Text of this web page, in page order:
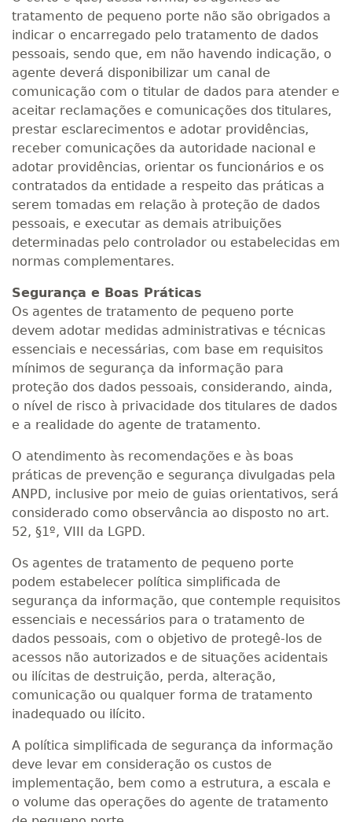
tratamento de pequeno porte não são obrigados a
indicar o encarregado pelo tratamento de dados
pessoais, sendo que, em não havendo indicação, o
agente deverá disponibilizar um canal de
comunicação com o titular de dados para atender e
aceitar reclamações e comunicações dos titulares,
prestar esclarecimentos e adotar providências,
receber comunicações da autoridade nacional e
adotar providências, orientar os funcionários e os
contratados da entidade a respeito das práticas a
serem tomadas em relação à proteção de dados
pessoais, e executar as demais atribuições
determinadas pelo controlador ou estabelecidas em
normas complementares.
Segurança e Boas Práticas
Os agentes de tratamento de pequeno porte
devem adotar medidas administrativas e técnicas
essenciais e necessárias, com base em requisitos
mínimos de segurança da informação para
proteção dos dados pessoais, considerando, ainda,
o nível de risco à privacidade dos titulares de dados
e a realidade do agente de tratamento.
O atendimento às recomendações e às boas
práticas de prevenção e segurança divulgadas pela
ANPD, inclusive por meio de guias orientativos, será
considerado como observância ao disposto no art.
52, §1º, VIII da LGPD.
Os agentes de tratamento de pequeno porte
podem estabelecer política simplificada de
segurança da informação, que contemple requisitos
essenciais e necessários para o tratamento de
dados pessoais, com o objetivo de protegê-los de
acessos não autorizados e de situações acidentais
ou ilícitas de destruição, perda, alteração,
comunicação ou qualquer forma de tratamento
inadequado ou ilícito.
A política simplificada de segurança da informação
deve levar em consideração os custos de
implementação, bem como a estrutura, a escala e
o volume das operações do agente de tratamento